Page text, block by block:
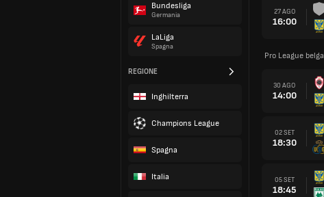
Bundesliga
Germania
LaLiga
Spagna
REGIONE
Inghilterra
Champions League
Spagna
Italia
27 AGO
16:00
Pro League belga
30 AGO
14:00
02 SET
18:30
05 SET
18:45